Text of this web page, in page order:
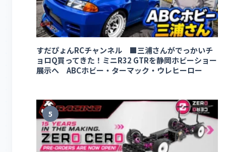
すだぴょんRCチャンネル ■三浦さんがでっかいチ
ョロQ買ってきた！ミニR32 GTRを静岡ホビーショー
展示へ ABCホビー・ターマック・ウレヒーロー
5